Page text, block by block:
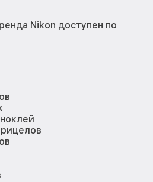
Nikon доступен по